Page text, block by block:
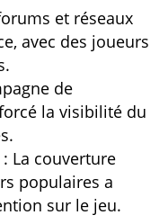
et réseaux
avec des joueurs
de
la visibilité du
: La couverture
populaires a
sur le jeu.